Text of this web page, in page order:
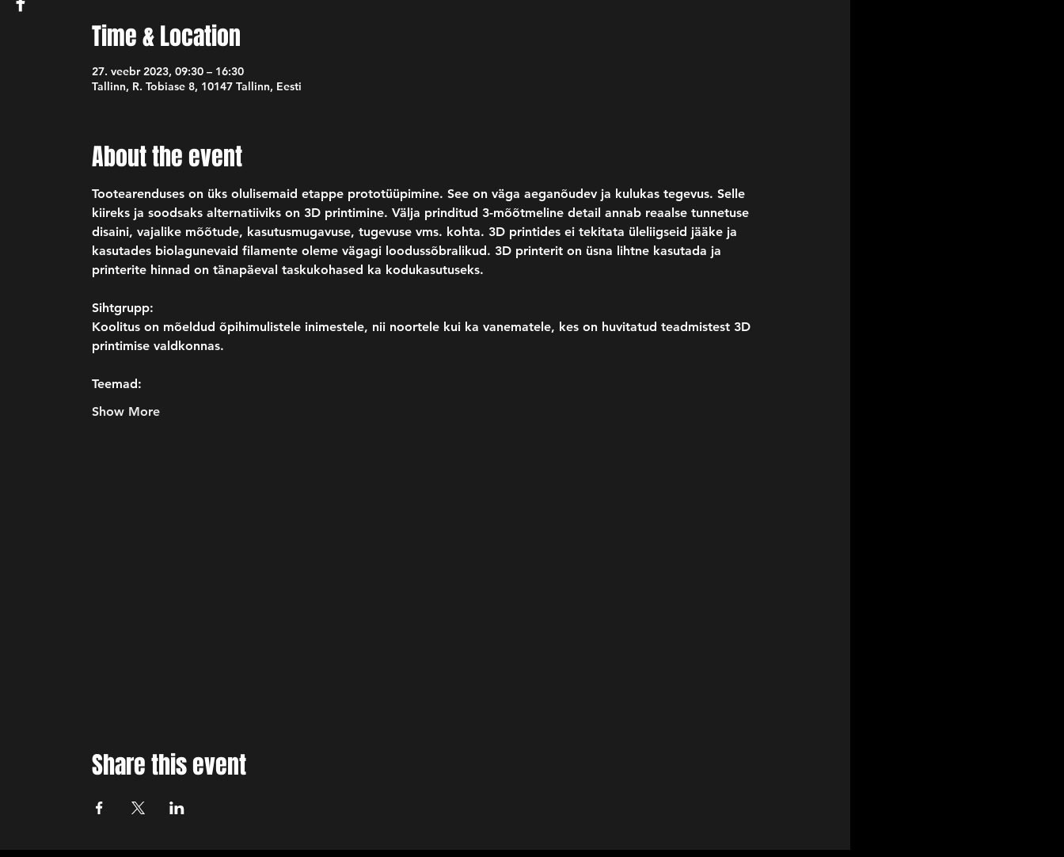
Time & Location
27. veebr 2023, 09:30 – 16:30
Tallinn, R. Tobiase 8, 10147 Tallinn, Eesti
About the event
Tootearenduses on üks olulisemaid etappe prototüüpimine. See on väga aeganõudev ja kulukas tegevus. Selle
kiireks ja soodsaks alternatiiviks on 3D printimine. Välja prinditud 3-mõõtmeline detail annab reaalse tunnetuse
disaini, vajalike mõõtude, kasutusmugavuse, tugevuse vms. kohta. 3D printides ei tekitata üleliigseid jääke ja
kasutades biolagunevaid filamente oleme vägagi loodussõbralikud. 3D printerit on üsna lihtne kasutada ja
printerite hinnad on tänapäeval taskukohased ka kodukasutuseks.
Sihtgrupp:
Koolitus on mõeldud õpihimulistele inimestele, nii noortele kui ka vanematele, kes on huvitatud teadmistest 3D
printimise valdkonnas.
Teemad:
Show More
Share this event